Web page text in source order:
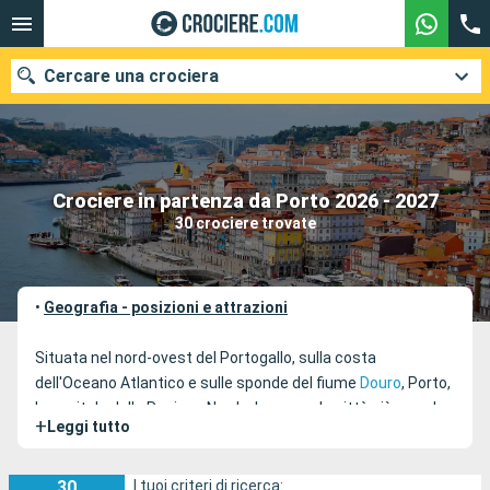
Crociere in partenza da Porto 2026 - 2027
30 crociere trovate
Cercare una crociera
Le nostre destinazioni
Mesi di partenza
Porti
Ricerca
• Geografia - posizioni e attrazioni
Situata nel nord-ovest del Portogallo, sulla costa
dell'Oceano Atlantico e sulle sponde del fiume Douro, Porto,
la capitale della Regione Nord e la seconda città più grande
del paese, è una delle destinazioni più famose dell'Europa
"Migliore destinazione turistica europea" durante i World
+ Leggi tutto
I tuoi criteri di ricerca: